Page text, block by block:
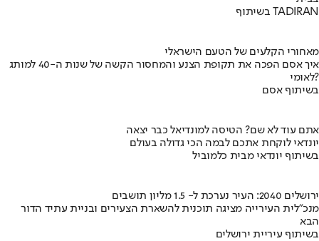
בשיתוף TADIRAN
מאחורי הקלעים של הטעם הישראלי
איך אסם הפכה את תקופת הצנע והמחסור הקשה של שנות ה-40 למותג
לאומי?
בשיתוף אסם
אתם עוד לא שם? הטיסה למונדיאל כבר יצאה
יונדאי לוקחת אתכם לבמה הכי גדולה בעולם
בשיתוף יונדאי מבית כלמוביל
ירושלים 2040: העיר נערכת ל- 1.5 מליון תושבים
מנכ"לית העירייה מציגה תוכנית להשארת הצעירים ובניית עתיד הדור
הבא
בשיתוף עיריית ירושלים